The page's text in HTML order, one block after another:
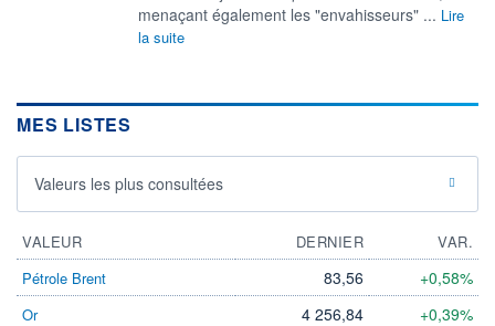
menaçant également les "envahisseurs" ... Lire
la suite
MES LISTES
Valeurs les plus consultées
VALEUR DERNIER
VAR.
Pétrole Brent
83,56 +0,58%
Or 4 256,84 +0,39%